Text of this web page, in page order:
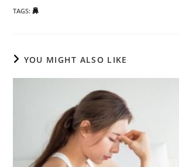
TAGS:鼻
YOU MIGHT ALSO LIKE